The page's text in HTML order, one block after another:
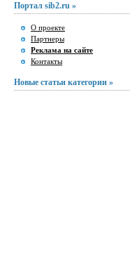
Портал sib2.ru »
О проекте
Партнеры
Реклама на сайте
Контакты
Новые статьи категории »